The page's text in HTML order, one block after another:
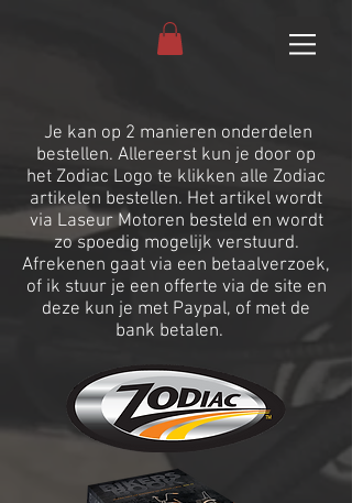
Je kan op 2 manieren onderdelen
bestellen. Allereerst kun je door op
het Zodiac Logo te klikken alle Zodiac
artikelen bestellen. Het artikel wordt
via Laseur Motoren besteld en wordt
zo spoedig mogelijk verstuurd.
Afrekenen gaat via een betaalverzoek,
of ik stuur je een offerte via de site en
deze kun je met Paypal, of met de
bank betalen.